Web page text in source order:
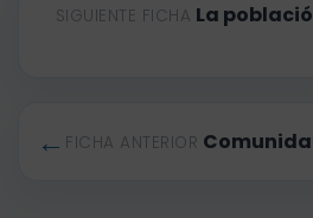
← FICHA ANTERIOR
SIGUIENTE FICHA La